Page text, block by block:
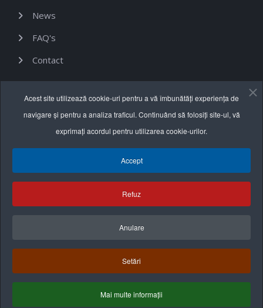
News
FAQ's
Contact
Informații utile
Termeni și condiții
Politica de confidențialitate
Acest site utilizează cookie-uri pentru a vă îmbunătăți experiența de
navigare și pentru a analiza traficul. Continuând să folosiți site-ul, vă
exprimați acordul pentru utilizarea cookie-urilor.
Accept
Refuz
Anulare
Setări
Mai multe informații